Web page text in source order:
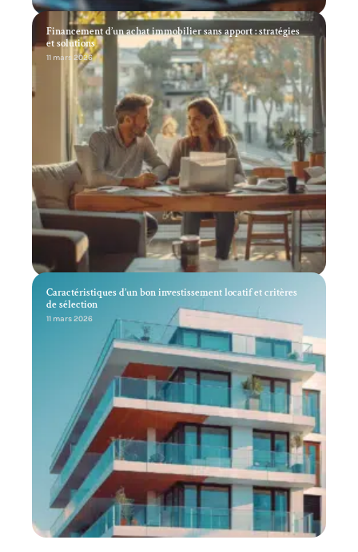
Financement d’un achat immobilier sans apport : stratégies
et solutions
11 mars 2026
Caractéristiques d’un bon investissement locatif et critères
de sélection
11 mars 2026